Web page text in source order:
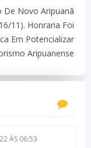
De Novo Aripuanã
11). Honraria Foi
Em Potencializar
Aripuanense
ÀS 06:53